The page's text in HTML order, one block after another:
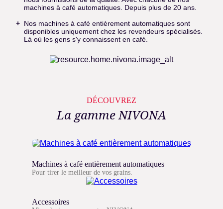
machines à café automatiques. Depuis plus de 20 ans.
Nos machines à café entièrement automatiques sont
disponibles uniquement chez les revendeurs spécialisés.
Là où les gens s'y connaissent en café.
DÉCOUVREZ
La gamme NIVONA
Machines à café entièrement automatiques
Pour tirer le meilleur de vos grains.
Accessoires